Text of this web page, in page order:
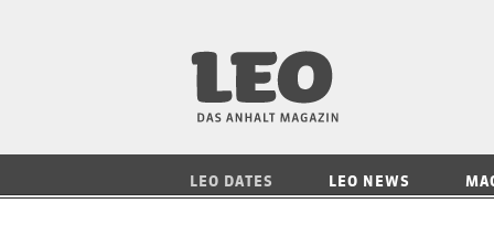
LEO DATES LEO NEWS